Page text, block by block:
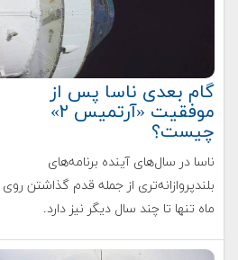
گام بعدی ناسا پس از
موفقیت «آرتمیس ۲»
چیست؟
ناسا در سال‌های آینده برنامه‌های
بلندپروازانه‌تری از جمله قدم گذاشتن روی
ماه تنها تا چند سال دیگر نیز دارد.